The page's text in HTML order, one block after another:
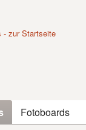
Fotoboards